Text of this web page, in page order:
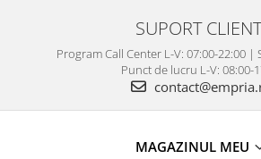
SUPORT
Program Call Center L-V: 07:00-22:00 |
Punct de lucru L-V: 08:00-
MAGAZINUL MEU